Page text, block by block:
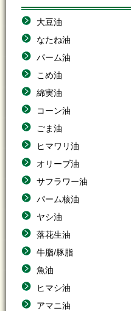
大豆油
なたね油
パーム油
こめ油
綿実油
コーン油
ごま油
ヒマワリ油
オリーブ油
サフラワー油
パーム核油
ヤシ油
落花生油
牛脂/豚脂
魚油
ヒマシ油
アマニ油